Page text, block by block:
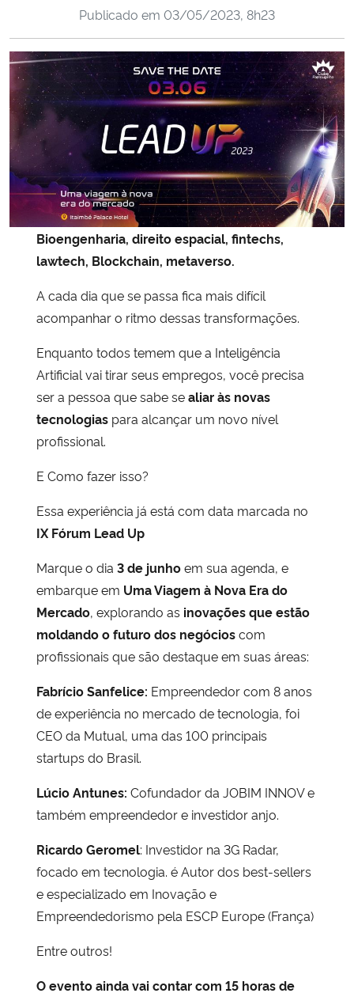
Ministério da Cidadania
Ministério da Saúde
Ministério de Minas e Energia
Ministério da Ciência, Tecnologia, Inovações e Comunicações
Ministério do Meio Ambiente
Ministério do Turismo
Ministério do Desenvolvimento Regional
Controladoria-Geral da União
Ministério da Mulher, da Família e dos Direitos Humanos
Gabinete de Segurança Institucional
Advocacia-Geral da União
Publicado em 03/05/2023, 8h23
Bioengenharia, direito espacial, fintechs,
lawtech, Blockchain, metaverso.
A cada dia que se passa fica mais difícil
acompanhar o ritmo dessas transformações.
Enquanto todos temem que a Inteligência
Artificial vai tirar seus empregos, você precisa
ser a pessoa que sabe sealiar às novas
tecnologias para alcançar um novo nível
profissional.
E Como fazer isso?
Essa experiência já está com data marcada no
IX Fórum Lead Up
Marque o dia 3 de junhoem sua agenda, e
embarque em Uma Viagem à Nova Era do
Mercado, explorando as inovações que estão
moldando o futuro dos negócioscom
profissionais que são destaque em suas áreas:
Fabrício Sanfelice: Empreendedor com 8 anos
de experiência no mercado de tecnologia, foi
CEO da Mutual, uma das 100 principais
startups do Brasil.
Lúcio Antunes: Cofundador da JOBIM INNOV e
também empreendedor e investidor anjo.
Ricardo Geromel: Investidor na 3G Radar,
focado em tecnologia. é Autor dos best-sellers
e especializado em Inovação e
Empreendedorismo pela ESCP Europe (França)
Entre outros!
O evento ainda vai contar com 15 horas de